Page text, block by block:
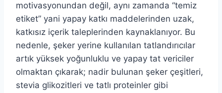
motivasyonundan değil, aynı zamanda “temiz
etiket” yani yapay katkı maddelerinden uzak,
katkısız içerik taleplerinden kaynaklanıyor. Bu
nedenle, şeker yerine kullanılan tatlandırıcılar
artık yüksek yoğunluklu ve yapay tat vericiler
olmaktan çıkarak; nadir bulunan şeker çeşitleri,
stevia glikozitleri ve tatlı proteinler gibi